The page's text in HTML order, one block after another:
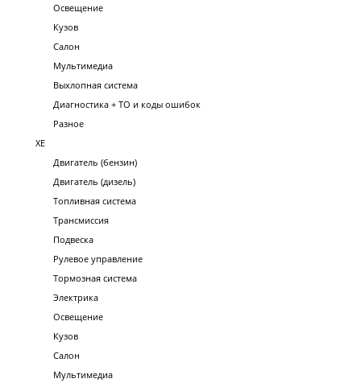
Освещение
Кузов
Салон
Мультимедиа
Выхлопная система
Диагностика + ТО и коды ошибок
Разное
XE
Двигатель (бензин)
Двигатель (дизель)
Топливная система
Трансмиссия
Подвеска
Рулевое управление
Тормозная система
Электрика
Освещение
Кузов
Салон
Мультимедиа